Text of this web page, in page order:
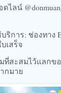
ไลน์
การ: ช่องทาง
เสร็จ
ที่สะสมไว้แลกข
กมาย